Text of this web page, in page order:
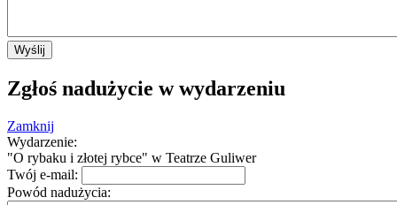
Wyślij
Zgłoś nadużycie w wydarzeniu
Zamknij
Wydarzenie:
"O rybaku i złotej rybce" w Teatrze Guliwer
Twój e-mail:
Powód nadużycia: